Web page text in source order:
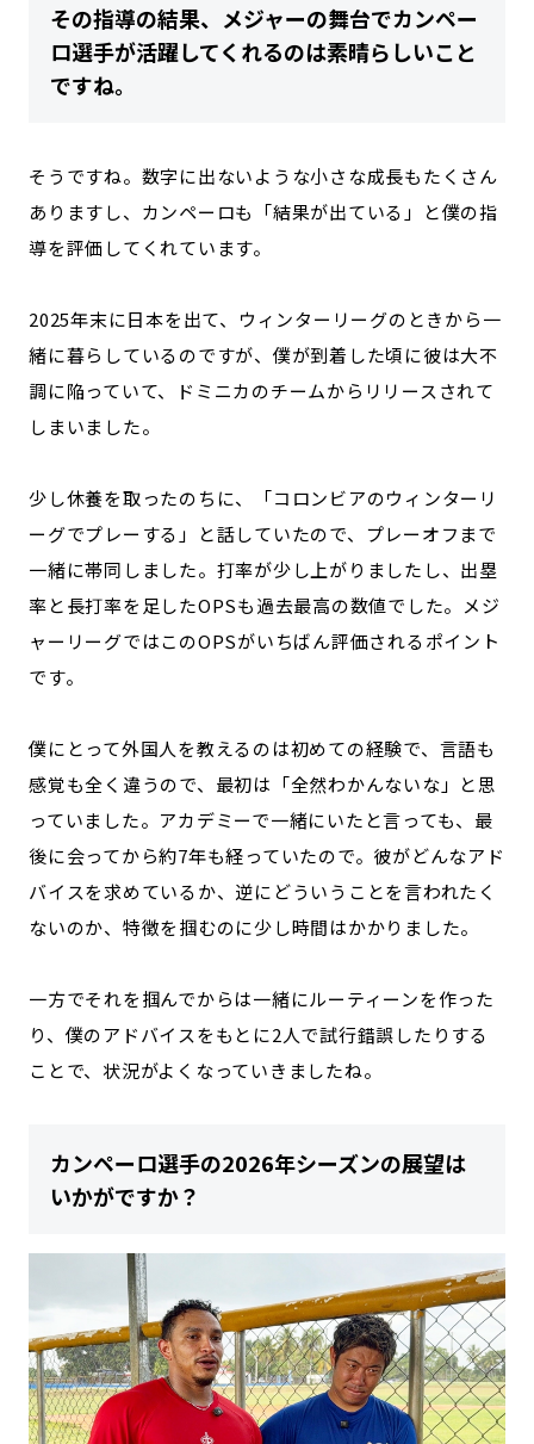
その指導の結果、メジャーの舞台でカンペー
ロ選手が活躍してくれるのは素晴らしいこと
ですね。
そうですね。数字に出ないような小さな成長もたくさん
ありますし、カンペーロも「結果が出ている」と僕の指
導を評価してくれています。
2025年末に日本を出て、ウィンターリーグのときから一
緒に暮らしているのですが、僕が到着した頃に彼は大不
調に陥っていて、ドミニカのチームからリリースされて
しまいました。
少し休養を取ったのちに、「コロンビアのウィンターリ
ーグでプレーする」と話していたので、プレーオフまで
一緒に帯同しました。打率が少し上がりましたし、出塁
率と長打率を足したOPSも過去最高の数値でした。メジ
ャーリーグではこのOPSがいちばん評価されるポイント
です。
僕にとって外国人を教えるのは初めての経験で、言語も
感覚も全く違うので、最初は「全然わかんないな」と思
っていました。アカデミーで一緒にいたと言っても、最
後に会ってから約7年も経っていたので。彼がどんなアド
バイスを求めているか、逆にどういうことを言われたく
ないのか、特徴を掴むのに少し時間はかかりました。
一方でそれを掴んでからは一緒にルーティーンを作った
り、僕のアドバイスをもとに2人で試行錯誤したりする
ことで、状況がよくなっていきましたね。
カンペーロ選手の2026年シーズンの展望は
いかがですか？